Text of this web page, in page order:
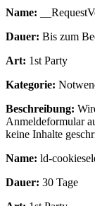
Name:
Dauer: Bis zum
Art: 1st Party
Kategorie:
Beschreibung:
Anmeldeformular
keine Inhalte
Name: ld-
Dauer: 30 Tage